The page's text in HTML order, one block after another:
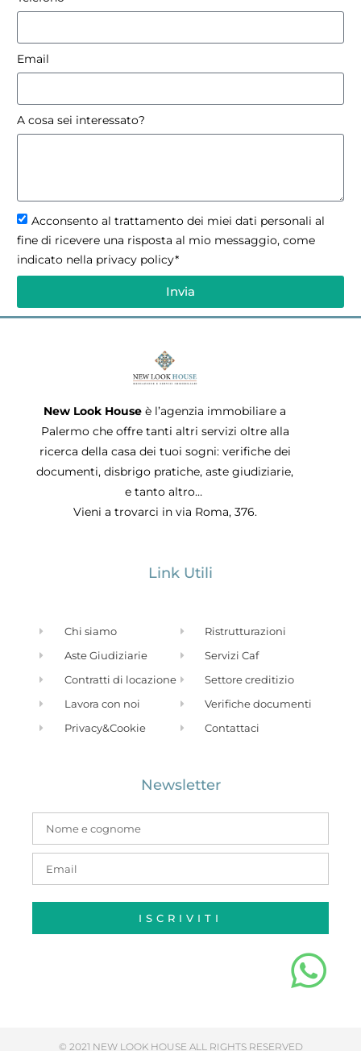
Email
A cosa sei interessato?
Acconsento al trattamento dei miei dati personali al
fine di ricevere una risposta al mio messaggio, come
indicato nella privacy policy*
Invia
New Look House è l’agenzia immobiliare a
Palermo che offre tanti altri servizi oltre alla
ricerca della casa dei tuoi sogni: verifiche dei
documenti, disbrigo pratiche, aste giudiziarie,
e tanto altro…
Vieni a trovarci in via Roma, 376.
Link Utili
Chi siamo
Aste Giudiziarie
Contratti di locazione
Lavora con noi
Privacy&Cookie
Ristrutturazioni
Servizi Caf
Settore creditizio
Verifiche documenti
Contattaci
Newsletter
ISCRIVITI
© 2021 NEW LOOK HOUSE ALL RIGHTS RESERVED